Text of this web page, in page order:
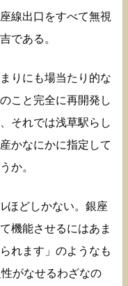
線出口をすべて無視
である。
りにも場当たり的な
こと完全に再開発し
それでは浅草駅らし
かなにかに指定して
か。
ほどしかない。銀座
機能させるにはあま
れます」のようなも
がなせるわざなの